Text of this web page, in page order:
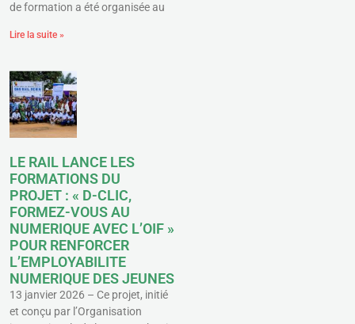
de formation a été organisée au
Lire la suite »
LE RAIL LANCE LES
FORMATIONS DU
PROJET : « D-CLIC,
FORMEZ-VOUS AU
NUMERIQUE AVEC L’OIF »
POUR RENFORCER
L’EMPLOYABILITE
NUMERIQUE DES JEUNES
13 janvier 2026 – Ce projet, initié
et conçu par l’Organisation